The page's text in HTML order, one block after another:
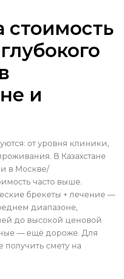
стоимость
и
от уровня клиники,
В Казахстане
и в Москве/
часто выше.
брекеты + лечение —
диапазоне,
до высокой ценовой
— ещё дороже. Для
смету на